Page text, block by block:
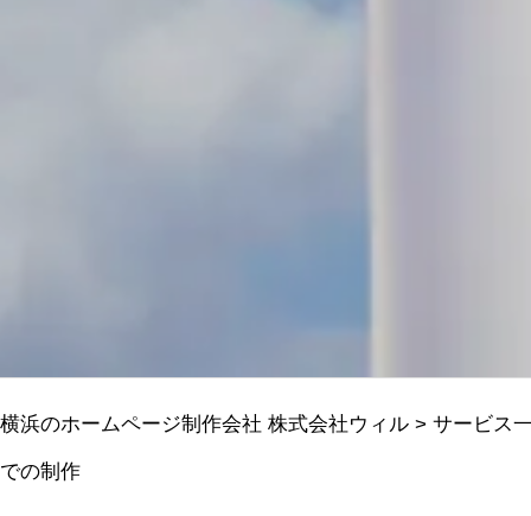
横浜のホームページ制作会社 株式会社ウィル > サービス
での制作